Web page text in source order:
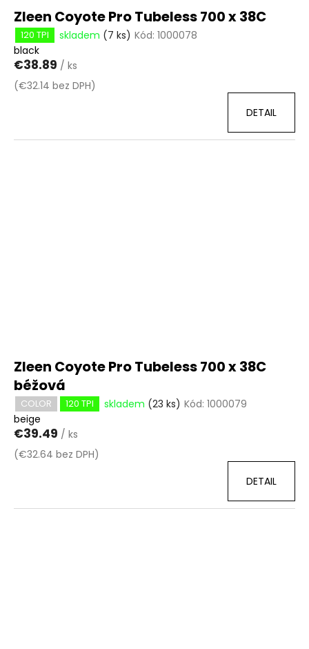
Zleen Coyote Pro Tubeless 700 x 38C
120 TPI skladem (7 ks) Kód: 1000078
black
€38.89 / ks
(€32.14 bez DPH)
DETAIL
Zleen Coyote Pro Tubeless 700 x 38C
béžová
COLOR 120 TPI skladem (23 ks) Kód: 1000079
beige
€39.49 / ks
(€32.64 bez DPH)
DETAIL